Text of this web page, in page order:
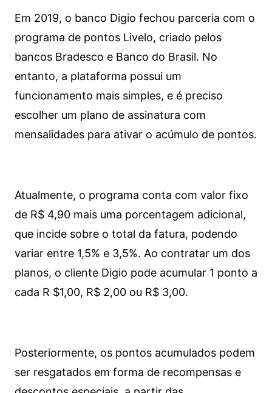
Em 2019, o banco Digio fechou parceria com o
programa de pontos Livelo, criado pelos
bancos Bradesco e Banco do Brasil. No
entanto, a plataforma possui um
funcionamento mais simples, e é preciso
escolher um plano de assinatura com
mensalidades para ativar o acúmulo de pontos.
Atualmente, o programa conta com valor fixo
de R$ 4,90 mais uma porcentagem adicional,
que incide sobre o total da fatura, podendo
variar entre 1,5% e 3,5%. Ao contratar um dos
planos, o cliente Digio pode acumular 1 ponto a
cada R $1,00, R$ 2,00 ou R$ 3,00.
Posteriormente, os pontos acumulados podem
ser resgatados em forma de recompensas e